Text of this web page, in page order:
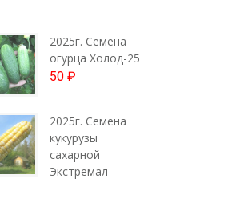
2025г. Семена
огурца Холод-25
50 ₽
2025г. Семена
кукурузы
сахарной
Экстремал